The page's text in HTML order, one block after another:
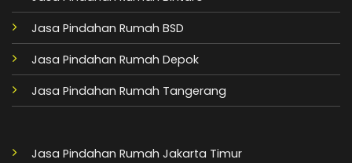
Jasa Pindahan Rumah BSD
Jasa Pindahan Rumah Depok
Jasa Pindahan Rumah Tangerang
Jasa Pindahan Rumah Jakarta Timur